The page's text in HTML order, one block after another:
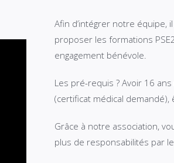
Afin d’intégrer notre équipe,
proposer les formations
engagement bénévole.
Les pré-requis ? Avoir 16
(certificat médical
Grâce à notre association,
plus de responsabilités par